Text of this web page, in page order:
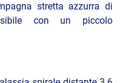
stretta azzurra di
con un piccolo